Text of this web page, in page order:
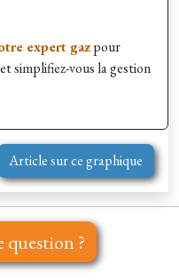
expert gazpour
simplifiez-vous la gestion
Article sur ce graphique
question ?